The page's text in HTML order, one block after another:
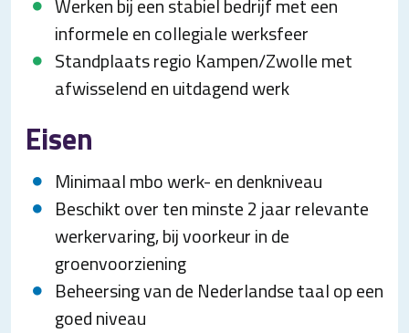
Werken bij een stabiel bedrijf met een
informele en collegiale werksfeer
Standplaats regio Kampen/Zwolle met
afwisselend en uitdagend werk
Eisen
Minimaal mbo werk- en denkniveau
Beschikt over ten minste 2 jaar relevante
werkervaring, bij voorkeur in de
groenvoorziening
Beheersing van de Nederlandse taal op een
goed niveau